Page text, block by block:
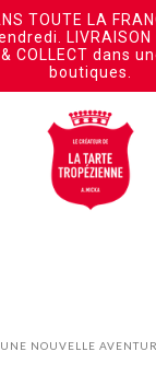
TOUTE LA
LIVRAISON
& COLLECT dans
boutiques.
UNE NOUVELLE